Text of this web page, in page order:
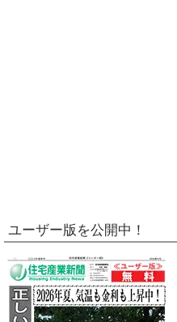
ユーザー版を公開中！